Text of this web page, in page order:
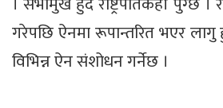
गरेपछि ऐनमा रूपान्तरित भएर
विभिन्न ऐन संशोधन गर्नेछ ।